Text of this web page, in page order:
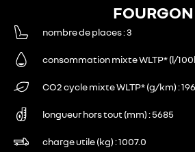
FOURGON
nombre de places 3
consommation mixte WLTP* (l/
CO2 cycle mixte WLTP* (g/km) 196
longueur hors tout (mm) 5685
charge utile (kg) 1007.0